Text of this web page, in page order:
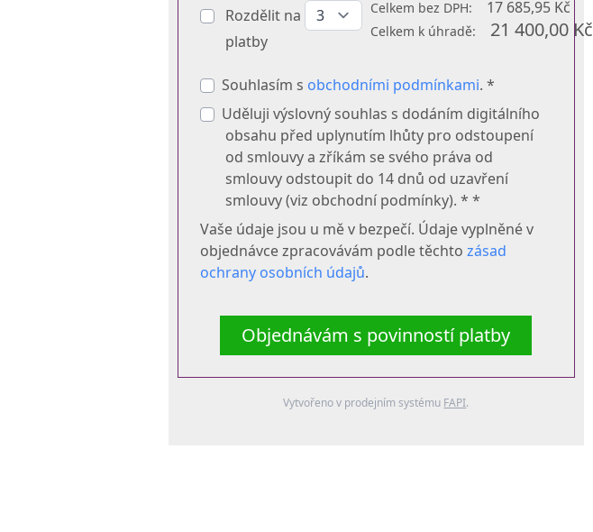
Rozdělit na
platby
Celkem bez DPH:
17 685,95 Kč
Celkem k úhradě: 21 400,00 Kč
Souhlasím s obchodními podmínkami. *
Uděluji výslovný souhlas s dodáním digitálního
obsahu před uplynutím lhůty pro odstoupení
od smlouvy a zříkám se svého práva od
smlouvy odstoupit do 14 dnů od uzavření
smlouvy (viz obchodní podmínky). * *
Vaše údaje jsou u mě v bezpečí. Údaje vyplněné v
objednávce zpracovávám podle těchto zásad
ochrany osobních údajů.
Objednávám s povinností platby
Vytvořeno v prodejním systému FAPI.